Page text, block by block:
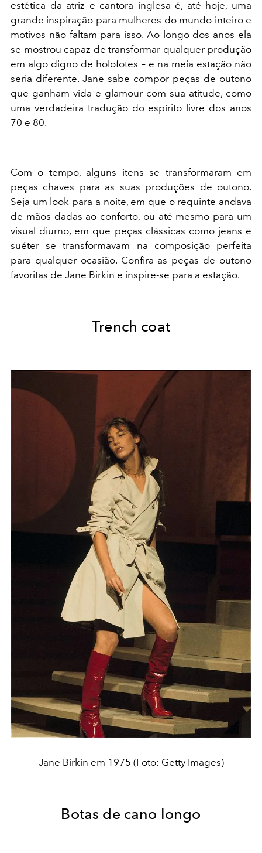
estética da atriz e cantora inglesa é, até hoje, uma
grande inspiração para mulheres do mundo inteiro e
motivos não faltam para isso. Ao longo dos anos ela
se mostrou capaz de transformar qualquer produção
em algo digno de holofotes – e na meia estação não
seria diferente. Jane sabe compor peças de outono
que ganham vida e glamour com sua atitude, como
uma verdadeira tradução do espírito livre dos anos
70 e 80.
Com o tempo, alguns itens se transformaram em
peças chaves para as suas produções de outono.
Seja um look para a noite, em que o requinte andava
de mãos dadas ao conforto, ou até mesmo para um
visual diurno, em que peças clássicas como jeans e
suéter se transformavam na composição perfeita
para qualquer ocasião. Confira as peças de outono
favoritas de Jane Birkin e inspire-se para a estação.
Trench coat
Jane Birkin em 1975 (Foto: Getty Images)
Botas de cano longo